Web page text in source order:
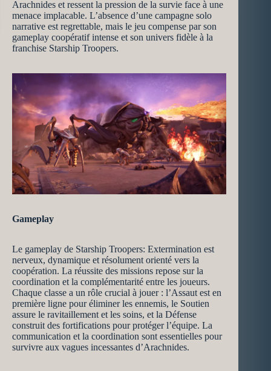
Arachnides et ressent la pression de la survie face à une
menace implacable. L’absence d’une campagne solo
narrative est regrettable, mais le jeu compense par son
gameplay coopératif intense et son univers fidèle à la
franchise Starship Troopers.
Gameplay
Le gameplay de Starship Troopers: Extermination est
nerveux, dynamique et résolument orienté vers la
coopération. La réussite des missions repose sur la
coordination et la complémentarité entre les joueurs.
Chaque classe a un rôle crucial à jouer : l’Assaut est en
première ligne pour éliminer les ennemis, le Soutien
assure le ravitaillement et les soins, et la Défense
construit des fortifications pour protéger l’équipe. La
communication et la coordination sont essentielles pour
survivre aux vagues incessantes d’Arachnides.